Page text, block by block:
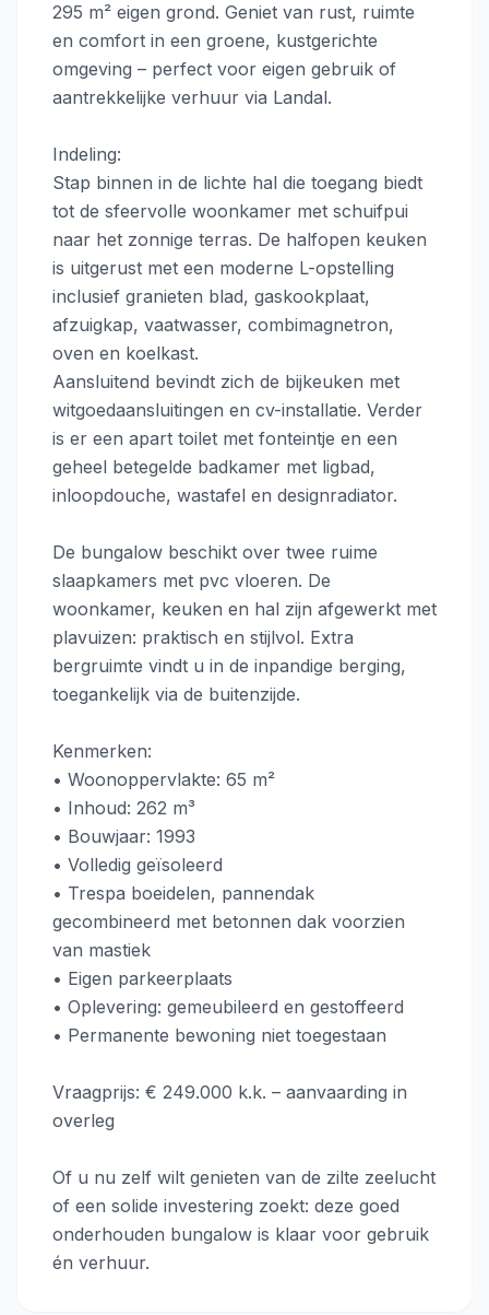
295 m² eigen grond. Geniet van rust, ruimte
en comfort in een groene, kustgerichte
omgeving – perfect voor eigen gebruik of
aantrekkelijke verhuur via Landal.
Indeling:
Stap binnen in de lichte hal die toegang biedt
tot de sfeervolle woonkamer met schuifpui
naar het zonnige terras. De halfopen keuken
is uitgerust met een moderne L-opstelling
inclusief granieten blad, gaskookplaat,
afzuigkap, vaatwasser, combimagnetron,
oven en koelkast.
Aansluitend bevindt zich de bijkeuken met
witgoedaansluitingen en cv-installatie. Verder
is er een apart toilet met fonteintje en een
geheel betegelde badkamer met ligbad,
inloopdouche, wastafel en designradiator.
De bungalow beschikt over twee ruime
slaapkamers met pvc vloeren. De
woonkamer, keuken en hal zijn afgewerkt met
plavuizen: praktisch en stijlvol. Extra
bergruimte vindt u in de inpandige berging,
toegankelijk via de buitenzijde.
Kenmerken:
• Woonoppervlakte: 65 m²
• Inhoud: 262 m³
• Bouwjaar: 1993
• Volledig geïsoleerd
• Trespa boeidelen, pannendak
gecombineerd met betonnen dak voorzien
van mastiek
• Eigen parkeerplaats
• Oplevering: gemeubileerd en gestoffeerd
• Permanente bewoning niet toegestaan
Vraagprijs: € 249.000 k.k. – aanvaarding in
overleg
Of u nu zelf wilt genieten van de zilte zeelucht
of een solide investering zoekt: deze goed
onderhouden bungalow is klaar voor gebruik
én verhuur.